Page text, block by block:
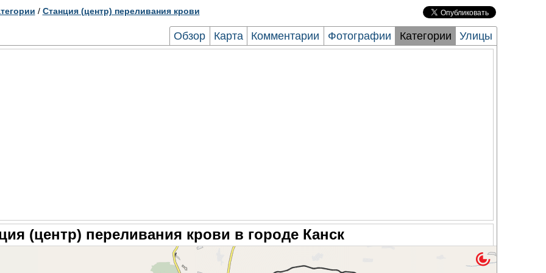
/ Станция (центр) переливания крови
Обзор Карта Комментарии Фотографии Категории Улицы
(центр) переливания крови в городе Канск